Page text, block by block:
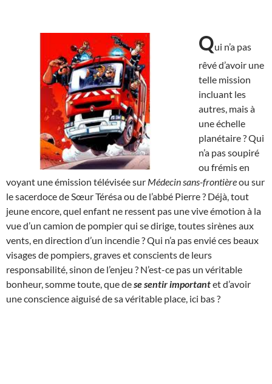
Qui n’a pas
rêvé d’avoir une
telle mission
incluant les
autres, mais à
une échelle
planétaire ? Qui
n’a pas soupiré
ou frémis en
voyant une émission télévisée sur Médecin sans-frontièreou sur
le sacerdoce de Sœur Térésa ou de l’abbé Pierre ? Déjà, tout
jeune encore, quel enfant ne ressent pas une vive émotion à la
vue d’un camion de pompier qui se dirige, toutes sirènes aux
vents, en direction d’un incendie ? Qui n’a pas envié ces beaux
visages de pompiers, graves et conscients de leurs
responsabilité, sinon de l’enjeu ? N’est-ce pas un véritable
bonheur, somme toute, que dese sentir importantet d’avoir
une conscience aiguisé de sa véritable place, ici bas ?